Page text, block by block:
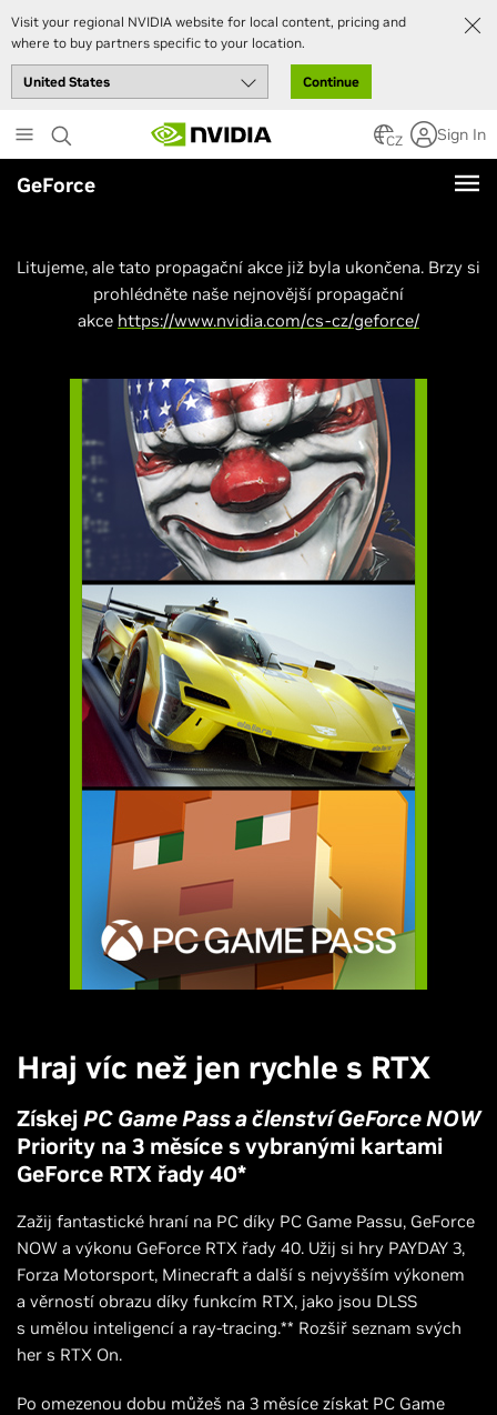
Visit your regional NVIDIA website for local content, pricing and
where to buy partners specific to your location.
Continue
to
main
content
CZ Sign In
GeForce
Litujeme, ale tato propagační akce již byla ukončena. Brzy si
prohlédněte naše nejnovější propagační
akce https://www.nvidia.com/cs-cz/geforce/
Hraj víc než jen rychle s RTX
ZískejPC Game Pass a členství GeForce NOW
Priority na 3 měsíce s vybranými kartami
GeForce RTX řady 40*
Zažij fantastické hraní na PC díky PC Game Passu, GeForce
NOW a výkonu GeForce RTX řady 40. Užij si hry PAYDAY 3,
Forza Motorsport, Minecraft a další s nejvyšším výkonem
a věrností obrazu díky funkcím RTX, jako jsou DLSS
s umělou inteligencí a ray-tracing.** Rozšiř seznam svých
her s RTX On.
Po omezenou dobu můžeš na 3 měsíce získat PC Game